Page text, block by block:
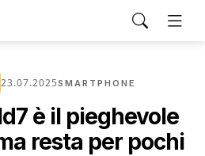
23.07.2025SMARTPHONE
è il pieghevole
resta per pochi